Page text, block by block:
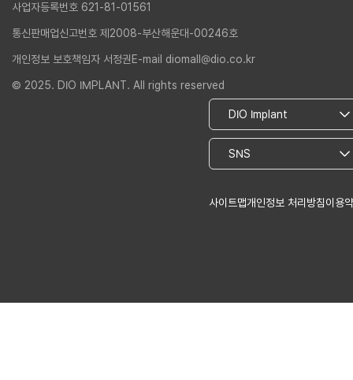
사업자등록번호 621-81-01561
통신판매업신고번호 제2008-부산해운대-00246호
개인정보 보호책임자 서정권 E-mail diomall@dio.co.kr
© 2025. DIO IMPLANT. All rights reserved
사이트맵개인정보 처리방침이용